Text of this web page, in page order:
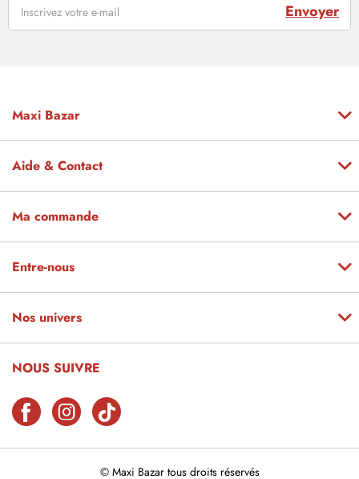
Envoyer
Maxi Bazar
Aide & Contact
Ma commande
Entre-nous
Nos univers
NOUS SUIVRE
© Maxi Bazar tous droits réservés